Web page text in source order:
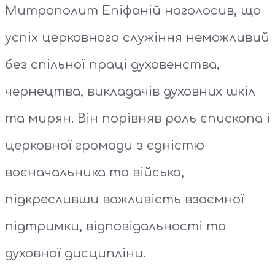
Митрополит Епіфаній наголосив, що
успіх церковного служіння неможливий
без спільної праці духовенства,
чернецтва, викладачів духовних шкіл
та мирян. Він порівняв роль єпископа і
церковної громади з єдністю
воєначальника та війська,
підкресливши важливість взаємної
підтримки, відповідальності та
духовної дисципліни.